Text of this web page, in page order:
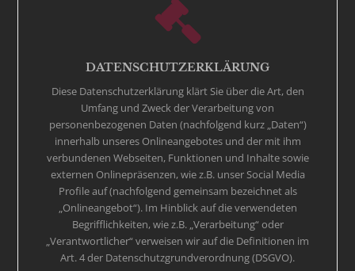
DATENSCHUTZERKLÄRUNG
Diese Datenschutzerklärung klärt Sie über die Art, den
Umfang und Zweck der Verarbeitung von
personenbezogenen Daten (nachfolgend kurz „Daten“)
innerhalb unseres Onlineangebotes und der mit ihm
verbundenen Webseiten, Funktionen und Inhalte sowie
externen Onlinepräsenzen, wie z.B. unser Social Media
Profile auf (nachfolgend gemeinsam bezeichnet als
„Onlineangebot“). Im Hinblick auf die verwendeten
Begrifflichkeiten, wie z.B. „Verarbeitung“ oder
„Verantwortlicher“ verweisen wir auf die Definitionen im
Art. 4 der Datenschutzgrundverordnung (DSGVO).